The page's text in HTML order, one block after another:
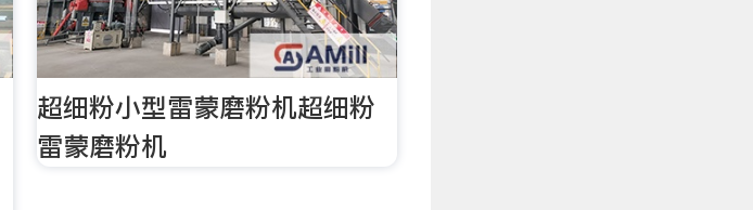
超细粉小型雷蒙磨粉机超细粉
雷蒙磨粉机